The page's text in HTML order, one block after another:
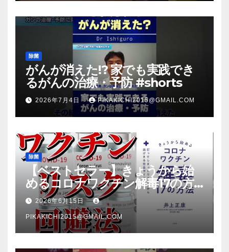
除菌
がんが消えた!? 家でも実践でき
るがんの治療・予防 #shorts
2026年7月4日 PIKAKICHI2015@GMAIL.COM
除菌
【ベストセラー】きょうから始
めるコロナワクチン解毒17の方
法【本要約】
2026年6月15日
PIKAKICHI2015@GMAIL.COM